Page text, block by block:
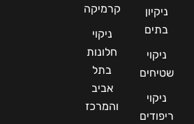
ניקיון
בתים
ניקוי
שטיחים
ניקוי
ריפודים
קרמיקה
ניקוי
חלונות
בתל
אביב
והמרכז